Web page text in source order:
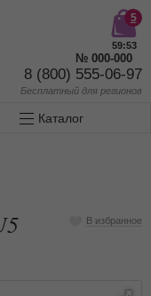
8 (800) 555-06-97
Бесплатный для регионов
5
59:53
№ 000-000
Каталог
В избранное